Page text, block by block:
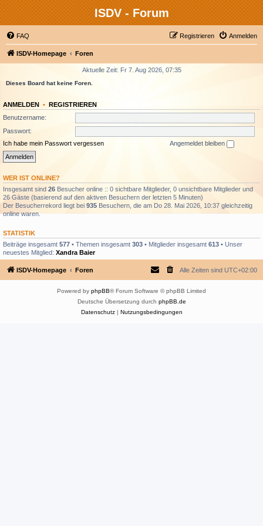
ISDV - Forum
FAQ Anmelden
Registrieren
ISDV-Homepage Foren
Aktuelle Zeit: Fr 7. Aug 2026, 07:35
Dieses Board hat keine Foren.
ANMELDEN • REGISTRIEREN
Benutzername:
Passwort:
Ich habe mein Passwort vergessen
Angemeldet bleiben
WER IST ONLINE?
Insgesamt sind 26 Besucher online :: 0 sichtbare Mitglieder, 0 unsichtbare Mitglieder und
26 Gäste (basierend auf den aktiven Besuchern der letzten 5 Minuten)
Der Besucherrekord liegt bei 935 Besuchern, die am Do 28. Mai 2026, 10:37 gleichzeitig
online waren.
STATISTIK
Beiträge insgesamt 577 • Themen insgesamt 303 • Mitglieder insgesamt 613 • Unser
neuestes Mitglied: Xandra Baier
ISDV-Homepage Foren Alle Zeiten sind UTC+02:00
Powered by phpBB® Forum Software © phpBB Limited
Deutsche Übersetzung durch phpBB.de
Datenschutz| Nutzungsbedingungen